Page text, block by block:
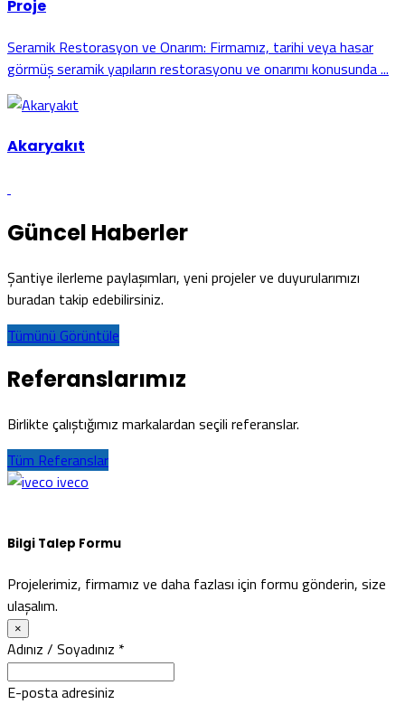
Proje
Seramik Restorasyon ve Onarım: Firmamız, tarihi veya hasar
görmüş seramik yapıların restorasyonu ve onarımı konusunda ...
Akaryakıt
Güncel Haberler
Şantiye ilerleme paylaşımları, yeni projeler ve duyurularımızı
buradan takip edebilirsiniz.
Tümünü Görüntüle
Referanslarımız
Birlikte çalıştığımız markalardan seçili referanslar.
Tüm Referanslar
iveco
Bilgi Talep Formu
Projelerimiz, firmamız ve daha fazlası için formu gönderin, size
ulaşalım.
×
Adınız / Soyadınız *
E-posta adresiniz